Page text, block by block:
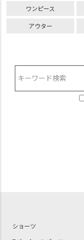
ワンピース
アウター
ショーツ